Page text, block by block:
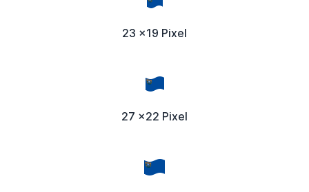
23 x19 Pixel
27 x22 Pixel